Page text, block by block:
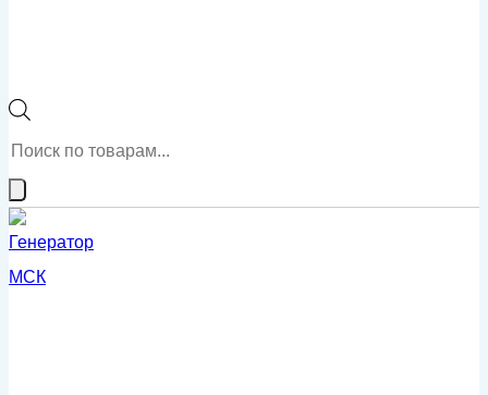
Поиск
товаров